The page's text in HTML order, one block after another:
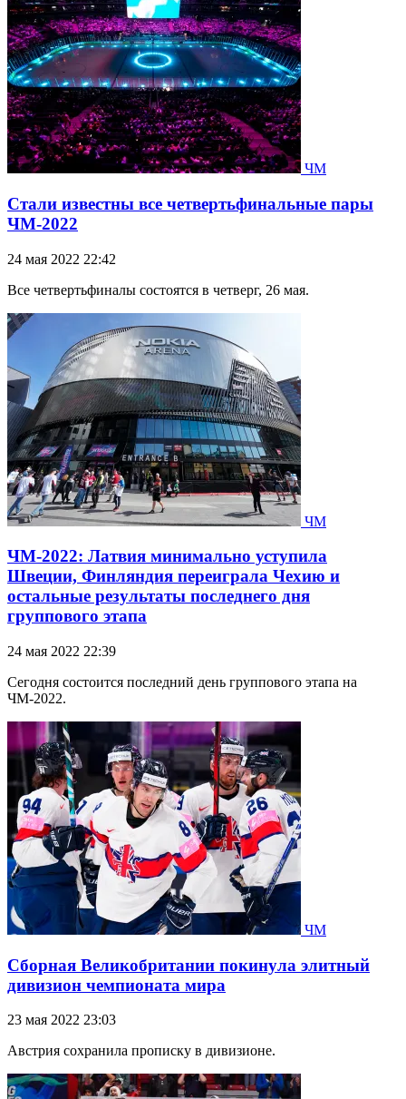
ЧМ
Стали известны все четвертьфинальные пары
ЧМ-2022
24 мая 2022 22:42
Все четвертьфиналы состоятся в четверг, 26 мая.
ЧМ
ЧМ-2022: Латвия минимально уступила
Швеции, Финляндия переиграла Чехию и
остальные результаты последнего дня
группового этапа
24 мая 2022 22:39
Сегодня состоится последний день группового этапа на
ЧМ-2022.
ЧМ
Сборная Великобритании покинула элитный
дивизион чемпионата мира
23 мая 2022 23:03
Австрия сохранила прописку в дивизионе.